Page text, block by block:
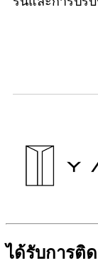
ได้รับการติ